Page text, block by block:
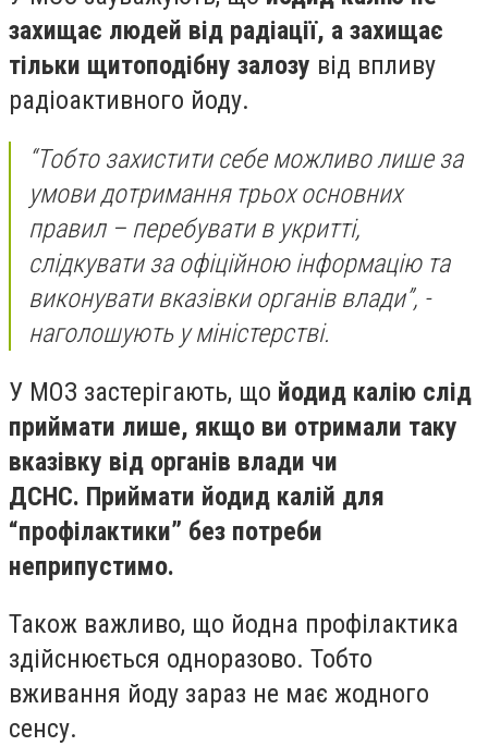
захищає людей від радіації, а захищає
тільки щитоподібну залозу від впливу
радіоактивного йоду.
“Тобто захистити себе можливо лише за
умови дотримання трьох основних
правил – перебувати в укритті,
слідкувати за офіційною інформацію та
виконувати вказівки органів влади”, -
наголошують у міністерстві.
У МОЗ застерігають, що йодид калію слід
приймати лише, якщо ви отримали таку
вказівку від органів влади чи
ДСНС. Приймати йодид калій для
“профілактики” без потреби
неприпустимо.
Також важливо, що йодна профілактика
здійснюється одноразово. Тобто
вживання йоду зараз не має жодного
сенсу.